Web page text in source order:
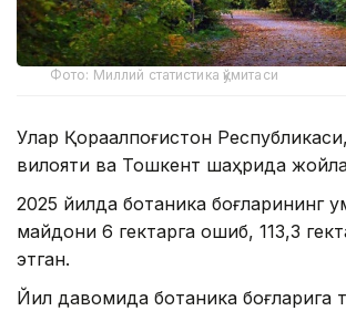
Фото: Миллий статистика қўмитаси
Улар Қорақалпоғистон
вилояти ва Тошкент шаҳрида
2025 йилда ботаника боғларининг
майдони 6 гектарга ошиб, 113,3
этган.
Йил давомида ботаника боғларига